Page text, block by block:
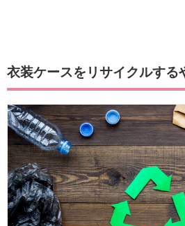
衣装ケースをリサイクルする